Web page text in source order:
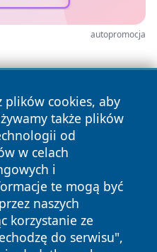
autopromocja
plików cookies, aby
także plików
od
w celach
i
te mogą być
naszych
korzystanie ze
do serwisu",
prawa zastrzeżone.